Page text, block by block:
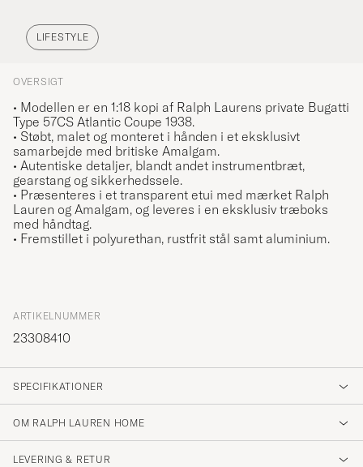
LIFESTYLE
OVERSIGT
• Modellen er en 1:18 kopi af Ralph Laurens private Bugatti
Type 57CS Atlantic Coupe 1938.
• Støbt, malet og monteret i hånden i et eksklusivt
samarbejde med britiske Amalgam.
• Autentiske detaljer, blandt andet instrumentbræt,
gearstang og sikkerhedssele.
• Præsenteres i et transparent etui med mærket Ralph
Lauren og Amalgam, og leveres i en eksklusiv træboks
med håndtag.
• Fremstillet i polyurethan, rustfrit stål samt aluminium.
ARTIKELNUMMER
23308410
SPECIFIKATIONER
OM RALPH LAUREN HOME
LEVERING & RETUR